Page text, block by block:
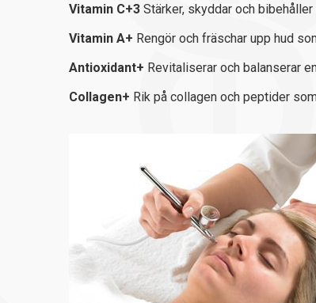
Vitamin C+3 Stärker, skyddar och
Vitamin A+ Rengör och fräschar upp hud
Antioxidant+ Revitaliserar och balanserar
Collagen+ Rik på collagen och peptider